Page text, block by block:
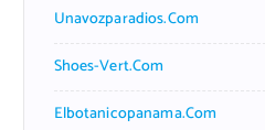
Unavozparadios.com
Shoes-Vert.com
Elbotanicopanama.com